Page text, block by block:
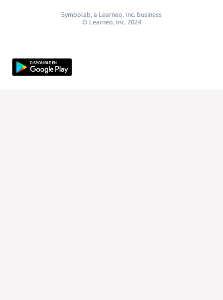
Symbolab, a Learneo, Inc. business
© Learneo, Inc. 2024